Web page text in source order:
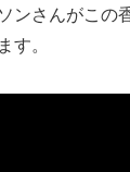
ンさんがこの
す。